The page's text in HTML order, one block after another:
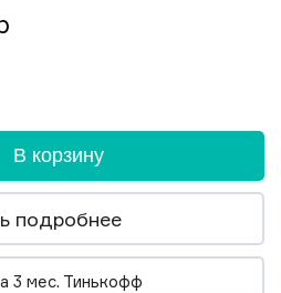
В корзину
подробнее
3 мес. Тинькофф